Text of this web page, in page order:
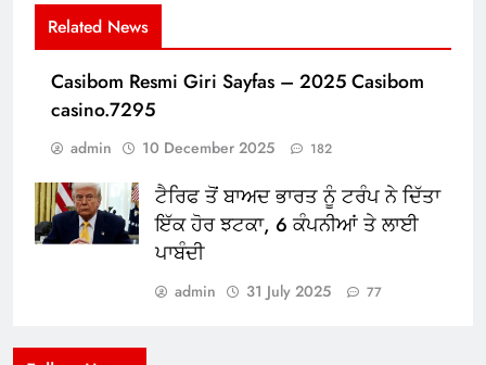
Related News
Casibom Resmi Giri Sayfas – 2025 Casibom
casino.7295
admin 10 December 2025 182
ਟੈਰਿਫ ਤੋਂ ਬਾਅਦ ਭਾਰਤ ਨੂੰ ਟਰੰਪ ਨੇ ਦਿੱਤਾ
ਇੱਕ ਹੋਰ ਝਟਕਾ, 6 ਕੰਪਨੀਆਂ ਤੇ ਲਾਈ
ਪਾਬੰਦੀ
admin 31 July 2025 77